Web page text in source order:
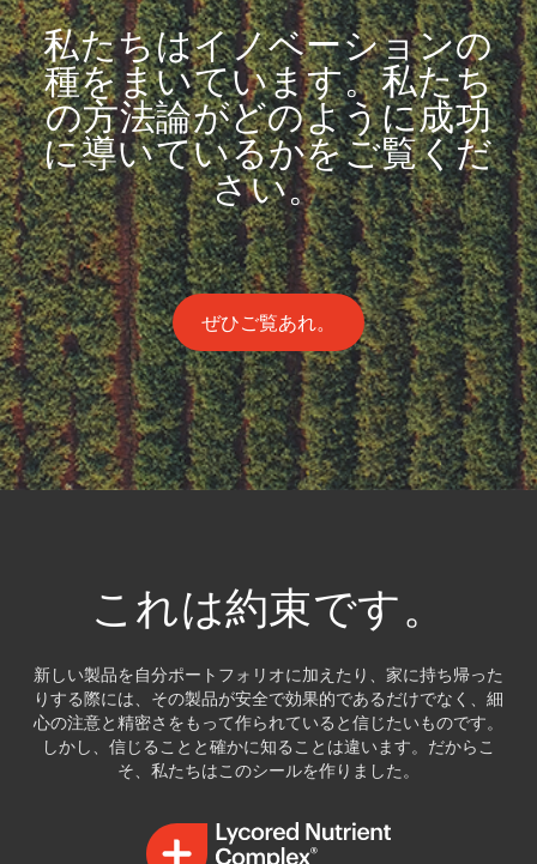
私たちはイノベーションの
種をまいています。私たち
の方法論がどのように成功
に導いているかをご覧くだ
さい。
ぜひご覧あれ。
これは約束です。
新しい製品を自分ポートフォリオに加えたり、家に持ち帰った
りする際には、その製品が安全で効果的であるだけでなく、細
心の注意と精密さをもって作られていると信じたいものです。
しかし、信じることと確かに知ることは違います。だからこ
そ、私たちはこのシールを作りました。